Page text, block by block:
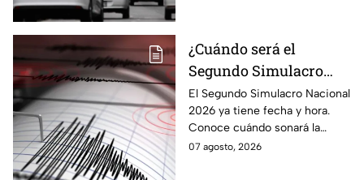
¿Cuándo será el
Segundo Simulacro
Nacional 2026? A esta
hora sonará la alerta
sísmica
El Segundo Simulacro Nacional
2026 ya tiene fecha y hora.
Conoce cuándo sonará la
alerta sísmica y qué ocurrirá
07 agosto, 2026